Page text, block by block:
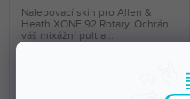
Nalepovací skin pro Allen &
Heath XONE:92 Rotary. Ochrání
váš mixážní pult a...